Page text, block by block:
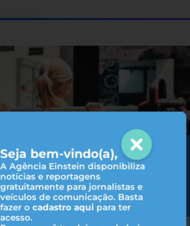
Seja bem-vindo(a),
A Agência Einstein disponibiliza
notícias e reportagens
gratuitamente para jornalistas e
veículos de comunicação. Basta
fazer ocadastro aqui para ter
acesso.
Hipertrofia: 6 fatores que influenciam
nos resultados do treino
Atividade física